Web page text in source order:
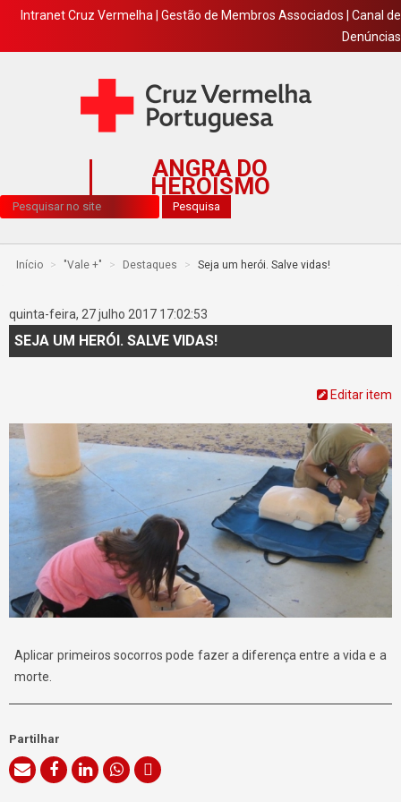
Intranet Cruz Vermelha Gestão de Membros Associados
Canal de
Denúncias
ANGRA DO
HEROÍSMO
Pesquisa... Pesquisa
Início > "Vale +" > Destaques > Seja um herói. Salve vidas!
quinta-feira, 27 julho 2017 17:02:53
SEJA UM HERÓI. SALVE VIDAS!
Editar item
Aplicar primeiros socorros pode fazer a diferença entre a vida e a
morte.
Partilhar